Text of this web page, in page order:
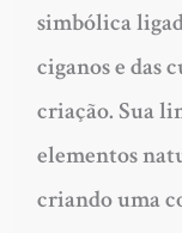
simbólica
ciganos e das
criação. Sua
elementos
criando uma